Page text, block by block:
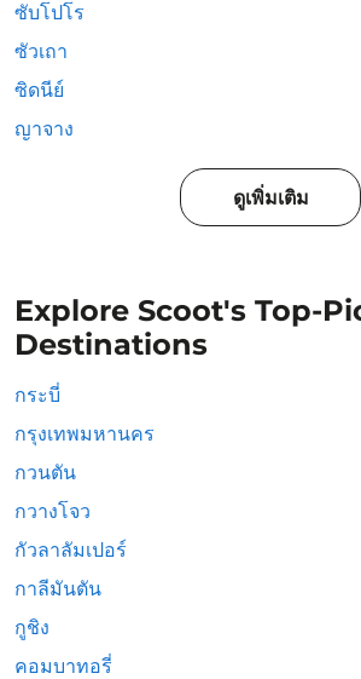
ซับโปโร
ซัวเถา
ซิดนีย์
ญาจาง
ดูเพิ่มเติม
Explore Scoot's Top-
Destinations
กระบี่
กรุงเทพมหานคร
กวนตัน
กวางโจว
กัวลาลัมเปอร์
กาลีมันตัน
กูชิง
คอมบาทอรี่